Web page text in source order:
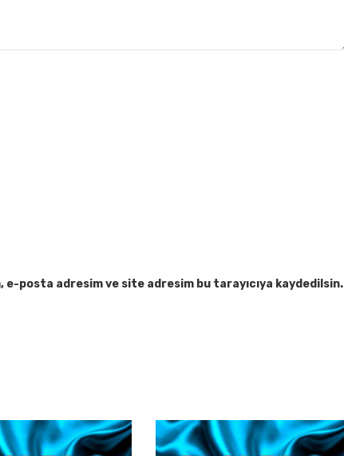
e-posta adresim ve site adresim bu tarayıcıya kaydedilsin.